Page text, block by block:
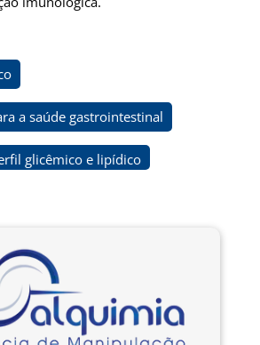
a saúde gastrointestinal
glicêmico e lipídico